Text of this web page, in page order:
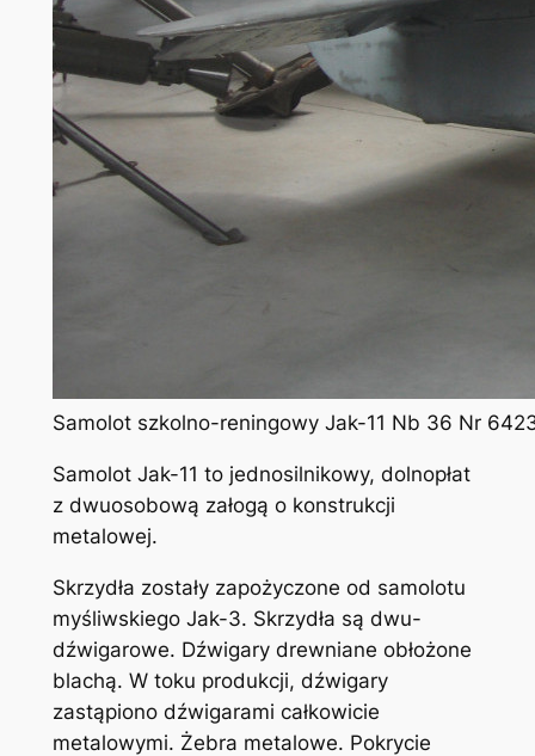
Samolot szkolno-reningowy Jak-11 Nb 36 Nr
Samolot Jak-11 to jednosilnikowy, dolnopłat
z dwuosobową załogą o konstrukcji
metalowej.
Skrzydła zostały zapożyczone od samolotu
myśliwskiego Jak-3. Skrzydła są dwu-
dźwigarowe. Dźwigary drewniane obłożone
blachą. W toku produkcji, dźwigary
zastąpiono dźwigarami całkowicie
metalowymi. Żebra metalowe. Pokrycie